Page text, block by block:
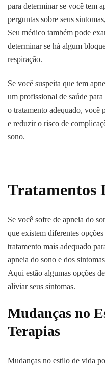
para determinar se você tem
perguntas sobre seus
Seu médico também pode
determinar se há algum
respiração.
Se você suspeita que tem
um profissional de saúde
o tratamento adequado, você
e reduzir o risco de
sono.
Tratamentos
Se você sofre de apneia do
que existem diferentes
tratamento mais adequado
apneia do sono e dos
Aqui estão algumas opções
aliviar seus sintomas.
Mudanças no
Terapias
Mudanças no estilo de vida